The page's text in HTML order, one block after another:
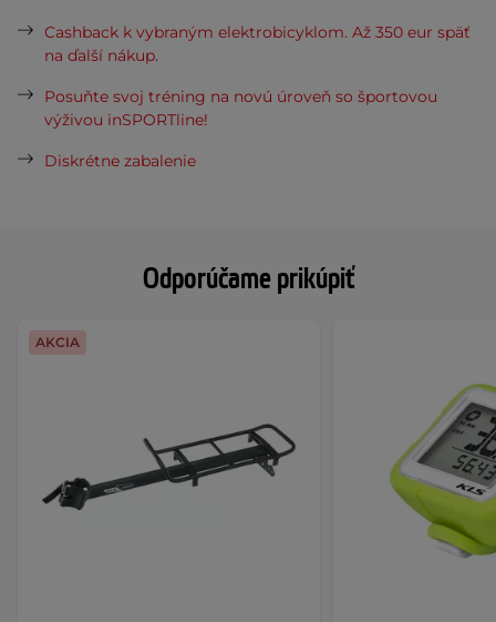
Odporúčame prikúpiť
AKCIA
Cashback k vybraným elektrobicyklom. Až 350 eur späť
na ďalší nákup.
Posuňte svoj tréning na novú úroveň so športovou
výživou inSPORTline!
Diskrétne zabalenie